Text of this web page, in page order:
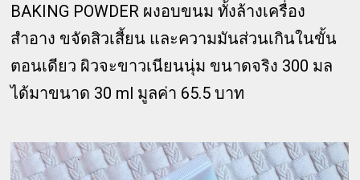
BAKING POWDER ผงอบขนม ทั้งล้างเครื่อง
สำอาง ขจัดสิวเสี้ยน และความมันส่วนเกินในขั้น
ตอนเดียว ผิวจะขาวเนียนนุ่ม ขนาดจริง 300 มล
ได้มาขนาด 30 ml มูลค่า 65.5 บาท